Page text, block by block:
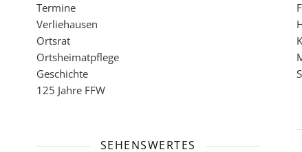
Termine
Verliehausen
Ortsrat
Ortsheimatpflege
Geschichte
125 Jahre FFW
SEHENSWERTES